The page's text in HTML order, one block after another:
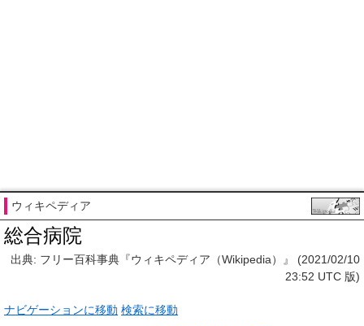
ウィキペディア
総合病院
出典: フリー百科事典『ウィキペディア（Wikipedia）』 (2021/02/10
23:52 UTC 版)
ナビゲーションに移動 検索に移動